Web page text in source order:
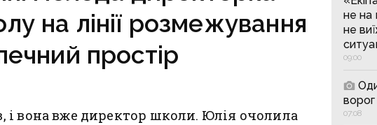
на лінії розмежування
простір
і вона вже директор школи. Юлія очолила
не на
не
09:00
07:08